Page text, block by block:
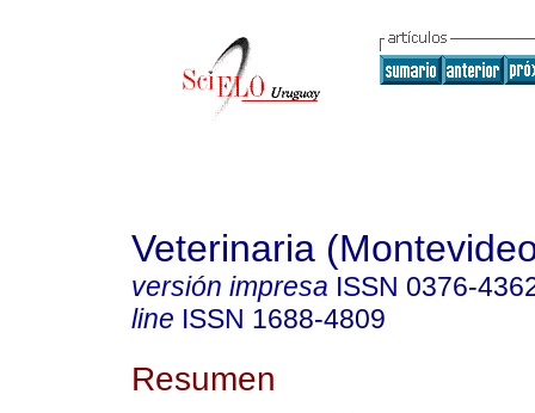
Veterinaria
versión impresa ISSN 0376-
line ISSN 1688-4809
Resumen